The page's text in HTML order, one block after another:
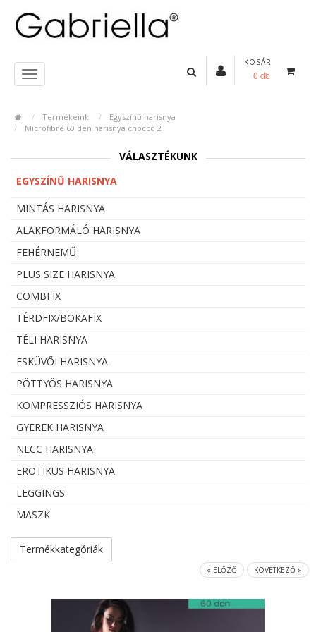
KOSÁR
0 db
Termékeink
Egyszínű harisnya
Microfibre 60 den harisnya chocco 2
VÁLASZTÉKUNK
EGYSZÍNŰ HARISNYA
MINTÁS HARISNYA
ALAKFORMÁLÓ HARISNYA
FEHÉRNEMŰ
PLUS SIZE HARISNYA
COMBFIX
TÉRDFIX/BOKAFIX
TÉLI HARISNYA
ESKÜVŐI HARISNYA
PÖTTYÖS HARISNYA
KOMPRESSZIÓS HARISNYA
GYEREK HARISNYA
NECC HARISNYA
EROTIKUS HARISNYA
LEGGINGS
MASZK
Termékkategóriák
« ELŐZŐ KÖVETKEZŐ »